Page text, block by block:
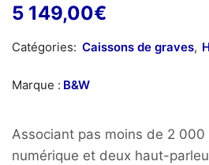
5 149,00€
Catégories: Caissons de graves,
Marque : B&W
Associant pas moins de 2 000
numérique et deux haut-